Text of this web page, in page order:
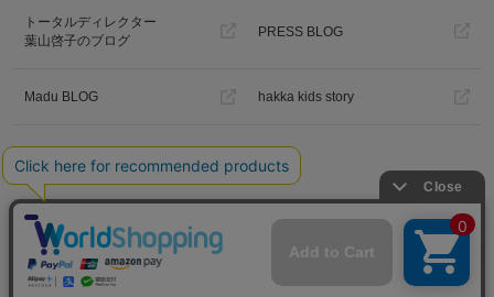
トータルディレクター
葉山啓子のブログ
PRESS BLOG
Madu BLOG hakka kids story
Hakka Online Shopギフトラッピ
ング
プライバシーポリシー